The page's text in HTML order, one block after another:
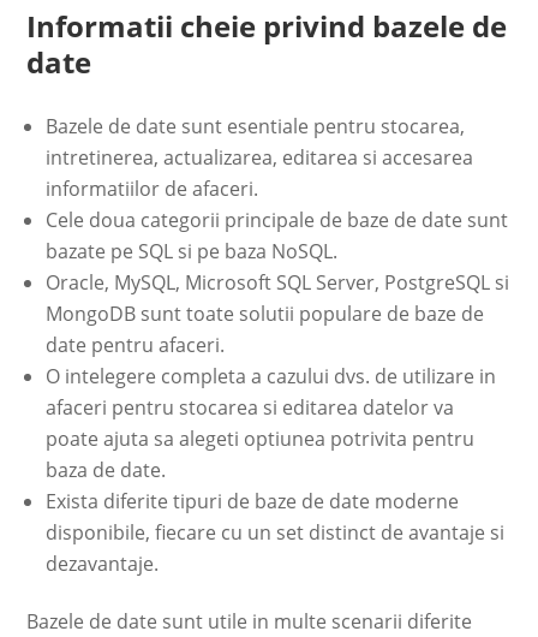
Informatii cheie privind bazele de
date
Bazele de date sunt esentiale pentru stocarea,
intretinerea, actualizarea, editarea si accesarea
informatiilor de afaceri.
Cele doua categorii principale de baze de date sunt
bazate pe SQL si pe baza NoSQL.
Oracle, MySQL, Microsoft SQL Server, PostgreSQL si
MongoDB sunt toate solutii populare de baze de
date pentru afaceri.
O intelegere completa a cazului dvs. de utilizare in
afaceri pentru stocarea si editarea datelor va
poate ajuta sa alegeti optiunea potrivita pentru
baza de date.
Exista diferite tipuri de baze de date moderne
disponibile, fiecare cu un set distinct de avantaje si
dezavantaje.
Bazele de date sunt utile in multe scenarii diferite